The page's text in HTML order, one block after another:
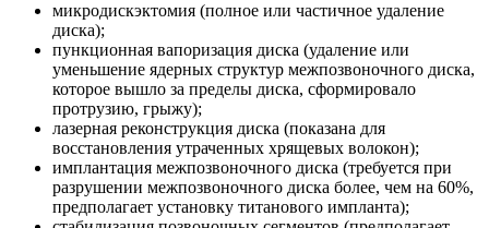
микродискэктомия (полное или частичное удаление
диска);
пункционная вапоризация диска (удаление или
уменьшение ядерных структур межпозвоночного диска,
которое вышло за пределы диска, сформировало
протрузию, грыжу);
лазерная реконструкция диска (показана для
восстановления утраченных хрящевых волокон);
имплантация межпозвоночного диска (требуется при
разрушении межпозвоночного диска более, чем на 60%,
предполагает установку титанового импланта);